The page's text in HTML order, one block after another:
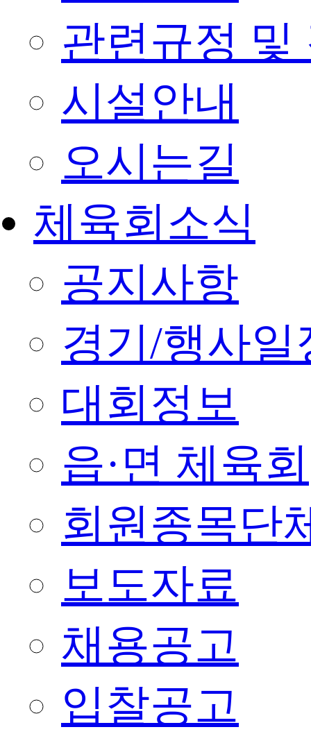
관련규정 및
시설안내
오시는길
체육회소식
공지사항
경기/행사일
대회정보
읍·면 체육회
회원종목단
보도자료
채용공고
입찰공고